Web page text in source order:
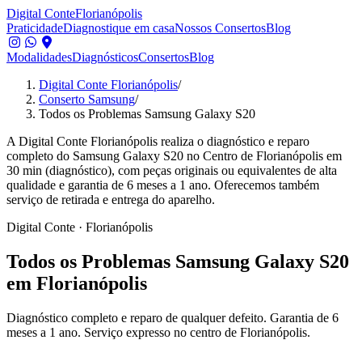
Digital ConteFlorianópolis
PraticidadeDiagnostique em casaNossos ConsertosBlog
ModalidadesDiagnósticosConsertosBlog
Digital Conte Florianópolis/
Conserto Samsung/
Todos os Problemas Samsung Galaxy S20
A Digital Conte Florianópolis realiza o diagnóstico e reparo
completo do Samsung Galaxy S20 no Centro de Florianópolis em
30 min (diagnóstico), com peças originais ou equivalentes de alta
qualidade e garantia de 6 meses a 1 ano. Oferecemos também
serviço de retirada e entrega do aparelho.
Digital Conte · Florianópolis
Todos os Problemas Samsung Galaxy S20
em Florianópolis
Diagnóstico completo e reparo de qualquer defeito. Garantia de 6
meses a 1 ano. Serviço expresso no centro de Florianópolis.